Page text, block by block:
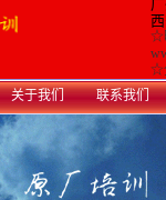
☆
☆
关于我们 联系我们